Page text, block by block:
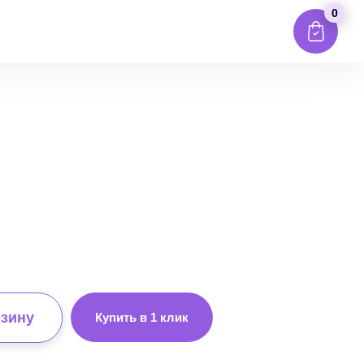
0
Купить в 1 клик